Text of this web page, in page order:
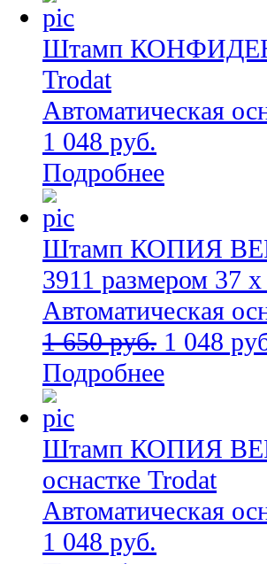
Штамп
Trodat
Автоматическая
1 048 руб.
Подробнее
Штамп КОПИЯ
3911 размером 37
Автоматическая
1 650 руб. 1 048
Подробнее
Штамп КОПИЯ
оснастке Trodat
Автоматическая
1 048 руб.